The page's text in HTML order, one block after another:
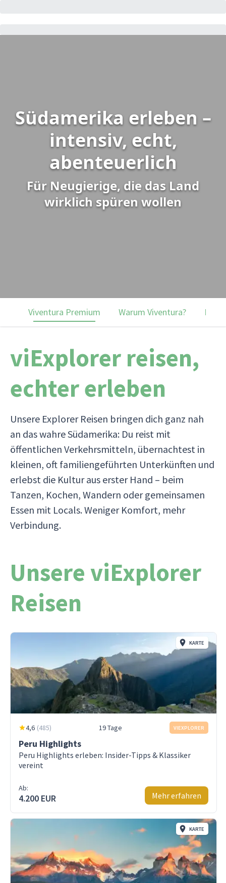
Südamerika erleben –
intensiv, echt,
abenteuerlich
Für Neugierige, die das Land
wirklich spüren wollen
Viventura Premium Warum Viventura?
viExplorer reisen,
echter erleben
Unsere Explorer Reisen bringen dich ganz nah
an das wahre Südamerika: Du reist mit
öffentlichen Verkehrsmitteln, übernachtest in
kleinen, oft familiengeführten Unterkünften und
erlebst die Kultur aus erster Hand – beim
Tanzen, Kochen, Wandern oder gemeinsamen
Essen mit Locals. Weniger Komfort, mehr
Verbindung.
Unsere viExplorer
Reisen
KARTE
4,6 (485) 19 Tage VIEXPLORER
Peru Highlights
Peru Highlights erleben: Insider-Tipps & Klassiker
vereint
Ab:
4.200 EUR Mehr erfahren
KARTE